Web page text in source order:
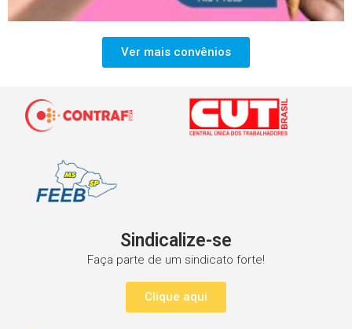
Ver mais convênios
Sindicalize-se
Faça parte de um sindicato forte!
Clique aqui